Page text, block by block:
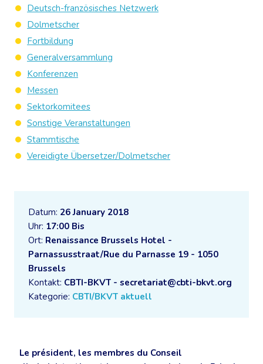
Datum: 26 January 2018
Uhr: 17:00 Bis
Ort: Renaissance Brussels Hotel -
Parnassusstraat/Rue du Parnasse 19 - 1050
Brussels
Kontakt: CBTI-BKVT - secretariat@cbti-bkvt.org
Kategorie: CBTI/BKVT aktuell
Le président, les membres du Conseil
Deutsch-französisches Netzwerk
Dolmetscher
Fortbildung
Generalversammlung
Konferenzen
Messen
Sektorkomitees
Sonstige Veranstaltungen
Stammtische
Vereidigte Übersetzer/Dolmetscher